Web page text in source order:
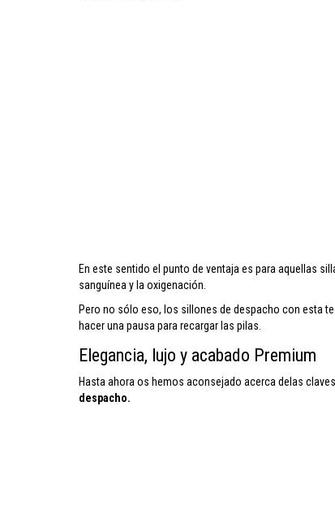
En este sentido el punto de ventaja es para aquellas
sanguínea y la oxigenación.
Pero no sólo eso, los sillones de despacho con esta
hacer una pausa para recargar las pilas.
Elegancia, lujo y acabado Premium
Hasta ahora os hemos aconsejado acerca delas
despacho.